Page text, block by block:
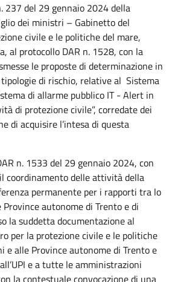
237 del 29 gennaio 2024 della
dei ministri – Gabinetto del
civile e le politiche del mare,
al protocollo DAR n. 1528, con la
le proposte di determinazione in
di rischio, relative al Sistema
di allarme pubblico IT - Alert in
di protezione civile”, corredate dei
di acquisire l’intesa di questa
n. 1533 del 29 gennaio 2024, con
coordinamento delle attività della
permanente per i rapporti tra lo
autonome di Trento e di
la suddetta documentazione al
per la protezione civile e le politiche
e alle Province autonome di Trento e
e a tutte le amministrazioni
la contestuale convocazione di una